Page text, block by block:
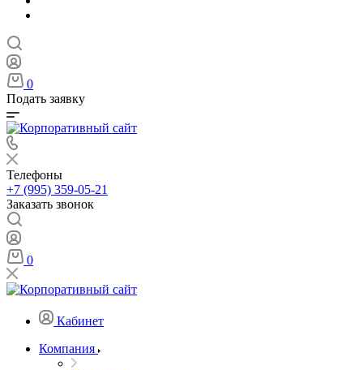
0
Подать заявку
Телефоны
+7 (995) 359-05-21
Заказать звонок
0
Кабинет
Компания